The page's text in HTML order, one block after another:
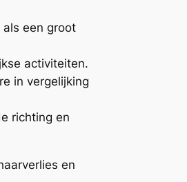
een groot
activiteiten.
in vergelijking
richting en
en